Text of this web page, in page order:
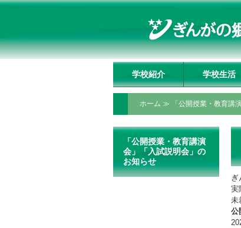
学校紹介 学校生活
ホーム ≫ 「公開授業・教育講
実
未
公
「公開授業・教育講演
会」「入試説明会」の
お知らせ